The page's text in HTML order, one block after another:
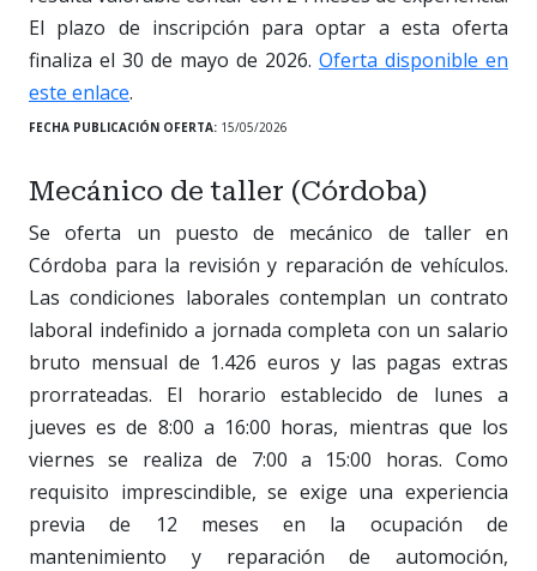
El plazo de inscripción para optar a esta oferta
finaliza el 30 de mayo de 2026. Oferta disponible en
este enlace.
FECHA PUBLICACIÓN OFERTA: 15/05/2026
Mecánico de taller (Córdoba)
Se oferta un puesto de mecánico de taller en
Córdoba para la revisión y reparación de vehículos.
Las condiciones laborales contemplan un contrato
laboral indefinido a jornada completa con un salario
bruto mensual de 1.426 euros y las pagas extras
prorrateadas. El horario establecido de lunes a
jueves es de 8:00 a 16:00 horas, mientras que los
viernes se realiza de 7:00 a 15:00 horas. Como
requisito imprescindible, se exige una experiencia
previa de 12 meses en la ocupación de
mantenimiento y reparación de automoción,